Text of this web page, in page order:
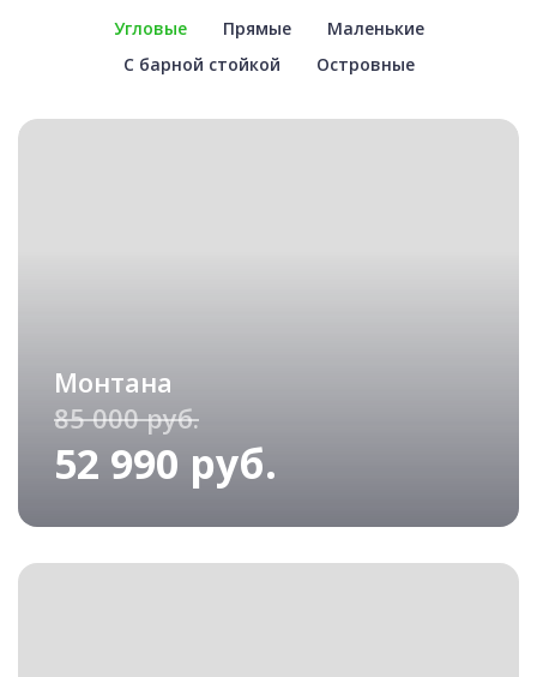
Угловые Прямые
Маленькие
С барной стойкой
Островные
Монтана
85 000 руб.
52 990 руб.